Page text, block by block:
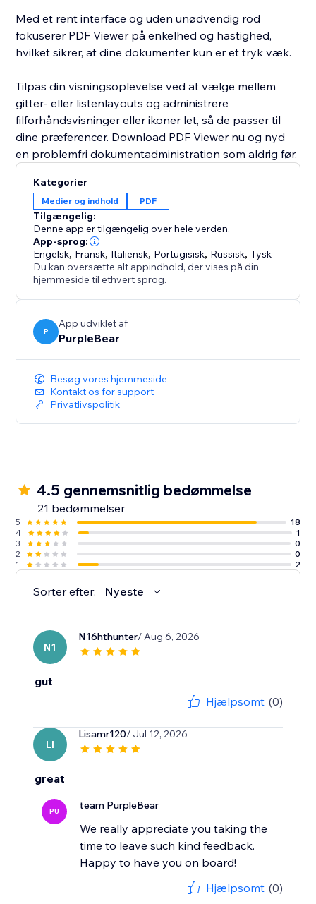
Med et rent interface og uden unødvendig rod
fokuserer PDF Viewer på enkelhed og hastighed,
hvilket sikrer, at dine dokumenter kun er et tryk væk.
Tilpas din visningsoplevelse ved at vælge mellem
gitter- eller listenlayouts og administrere
filforhåndsvisninger eller ikoner let, så de passer til
dine præferencer. Download PDF Viewer nu og nyd
en problemfri dokumentadministration som aldrig før.
Kategorier
Medier og indhold PDF
Tilgængelig:
Denne app er tilgængelig over hele verden.
App-sprog:
Engelsk, Fransk, Italiensk, Portugisisk, Russisk,Tysk
Du kan oversætte alt appindhold, der vises på din
hjemmeside til ethvert sprog.
P
App udviklet af
PurpleBear
Besøg vores hjemmeside
Kontakt os for support
Privatlivspolitik
4.5 gennemsnitlig bedømmelse
21 bedømmelser
5
18
4
1
3
0
2
0
1
2
Sorter efter: Nyeste
N1
N16hthunter/ Aug 6, 2026
gut
Hjælpsomt (0)
LI
Lisamr120/ Jul 12, 2026
great
PU team PurpleBear
We really appreciate you taking the
time to leave such kind feedback.
Happy to have you on board!
Hjælpsomt (0)